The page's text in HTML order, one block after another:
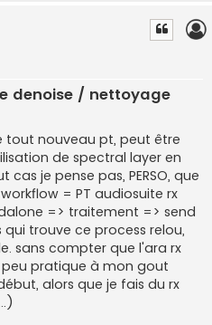
denoise / nettoyage
tout nouveau pt, peut être
de spectral layer en
je pense pas, PERSO, que
= PT audiosuite rx
=> traitement => send
trouve ce process relou,
sans compter que l'ara rx
pratique à mon gout
alors que je fais du rx